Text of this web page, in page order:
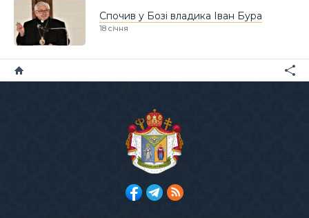
Спочив у Бозі владика Іван Бура
18 січня